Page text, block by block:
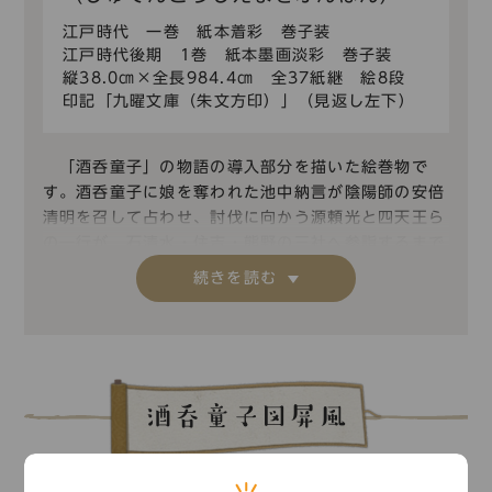
江戸時代 一巻 紙本着彩 巻子装
江戸時代後期 1巻 紙本墨画淡彩 巻子装
縦38.0㎝×全長984.4㎝ 全37紙継 絵8段
印記「九曜文庫（朱文方印）」（見返し左下）
「酒呑童子」の物語の導入部分を描いた絵巻物で
す。酒呑童子に娘を奪われた池中納言が陰陽師の安倍
清明を召して占わせ、討伐に向かう源頼光と四天王ら
を描いています。この資料は狩野派に伝わる絵手本
を、江戸時代後期に写した粉本だと思われます。
筆者を近衛尚通・定法寺公助・青蓮院尊鎮、絵画筆者
を狩野元信と伝える「酒呑童子絵巻」（三巻 サント
リー美術館蔵）のうち上巻とよく類似します。
酒呑童子図屏風